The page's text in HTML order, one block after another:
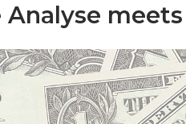
Analyse